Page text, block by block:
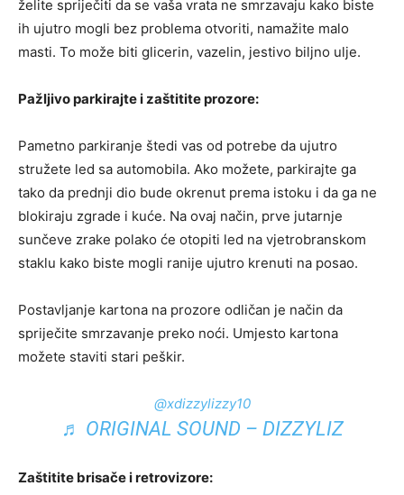
želite spriječiti da se vaša vrata ne smrzavaju kako biste
ih ujutro mogli bez problema otvoriti, namažite malo
masti. To može biti glicerin, vazelin, jestivo biljno ulje.
Pažljivo parkirajte i zaštitite prozore:
Pametno parkiranje štedi vas od potrebe da ujutro
stružete led sa automobila. Ako možete, parkirajte ga
tako da prednji dio bude okrenut prema istoku i da ga ne
blokiraju zgrade i kuće. Na ovaj način, prve jutarnje
sunčeve zrake polako će otopiti led na vjetrobranskom
staklu kako biste mogli ranije ujutro krenuti na posao.
Postavljanje kartona na prozore odličan je način da
spriječite smrzavanje preko noći. Umjesto kartona
možete staviti stari peškir.
@xdizzylizzy10
♬ ORIGINAL SOUND – DIZZYLIZ
Zaštitite brisače i retrovizore: